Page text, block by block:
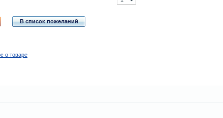
В список пожеланий
о товаре